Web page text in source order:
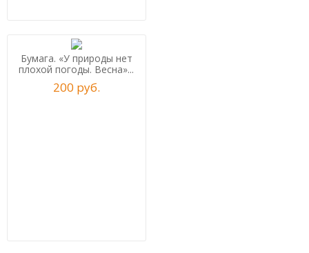
Бумага. «У природы нет
плохой погоды. Весна»...
200 руб.